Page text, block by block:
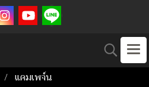
แคมเพจ์น